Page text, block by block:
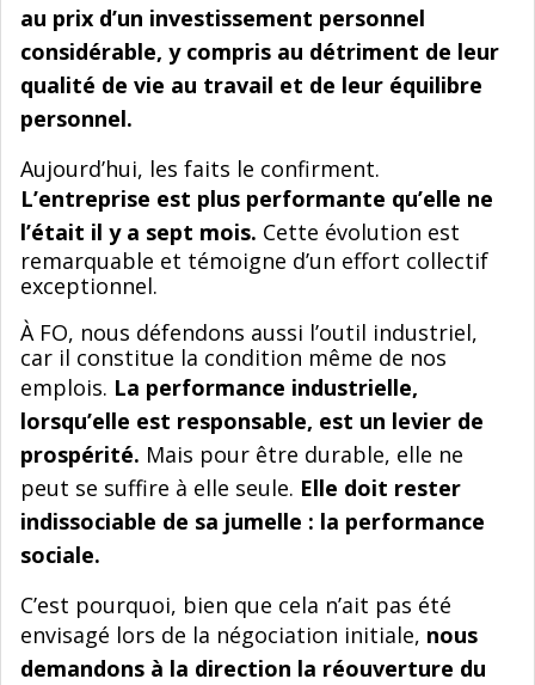
au prix d’un investissement personnel
considérable, y compris au détriment de leur
qualité de vie au travail et de leur équilibre
personnel.
Aujourd’hui, les faits le confirment.
L’entreprise est plus performante qu’elle ne
l’était il y a sept mois. Cette évolution est
remarquable et témoigne d’un effort collectif
exceptionnel.
À FO, nous défendons aussi l’outil industriel,
car il constitue la condition même de nos
emplois. La performance industrielle,
lorsqu’elle est responsable, est un levier de
prospérité. Mais pour être durable, elle ne
peut se suffire à elle seule. Elle doit rester
indissociable de sa jumelle : la performance
sociale.
C’est pourquoi, bien que cela n’ait pas été
envisagé lors de la négociation initiale, nous
demandons à la direction la réouverture du